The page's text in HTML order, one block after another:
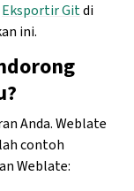
Eksportir Gitdi
ini.
Anda. Weblate
contoh
Weblate: